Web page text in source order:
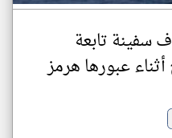
سفينة تابعة
عبورها هرمز